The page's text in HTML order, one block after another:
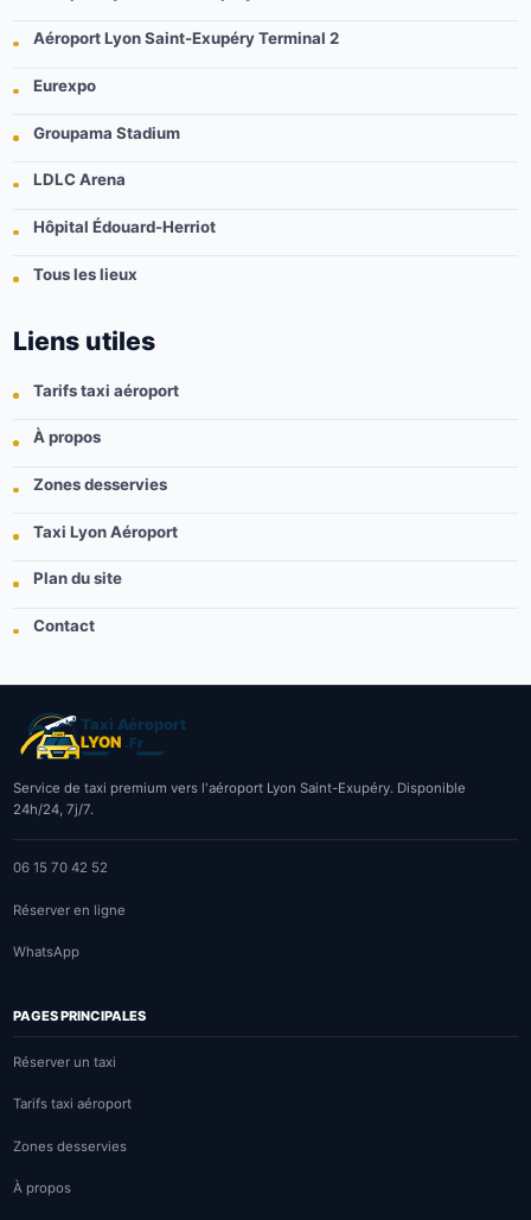
Aéroport Lyon Saint-Exupéry Terminal 2
Eurexpo
Groupama Stadium
LDLC Arena
Hôpital Édouard-Herriot
Tous les lieux
Liens utiles
Tarifs taxi aéroport
À propos
Zones desservies
Taxi Lyon Aéroport
Plan du site
Contact
Service de taxi premium vers l'aéroport Lyon Saint-Exupéry. Disponible
24h/24, 7j/7.
06 15 70 42 52
Réserver en ligne
WhatsApp
PAGES PRINCIPALES
Réserver un taxi
Tarifs taxi aéroport
Zones desservies
À propos